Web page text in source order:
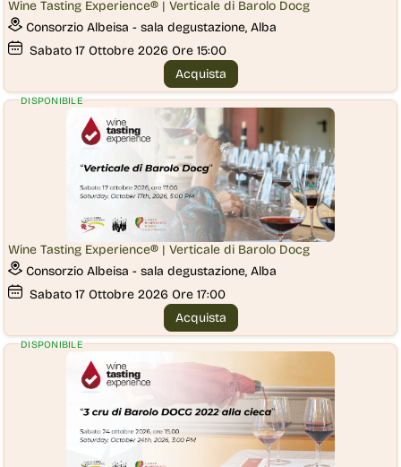
Wine Tasting Experience® | Verticale di Barolo Docg
Consorzio Albeisa - sala degustazione, Alba
Sabato 17 Ottobre 2026 Ore 15:00
Acquista
Wine Tasting Experience® | Verticale di Barolo Docg
Consorzio Albeisa - sala degustazione, Alba
Sabato 17 Ottobre 2026 Ore 17:00
DISPONIBILE
Acquista
DISPONIBILE